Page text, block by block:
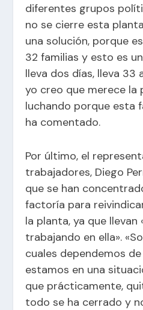
diferentes grupos
no se cierre esta
una solución, porque
32 familias y esto es
lleva dos días, lleva 33
yo creo que merece la
luchando porque esta
ha comentado.
Por último, el
trabajadores, Diego
que se han
factoría para
la planta, ya que llevan
trabajando en ella».
cuales dependemos
estamos en una
que prácticamente,
todo se ha cerrado y